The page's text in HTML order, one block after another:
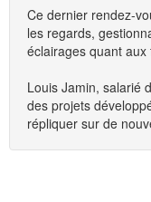
Ce dernier rendez-
les regards,
éclairages quant
Louis Jamin, salarié
des projets
répliquer sur de